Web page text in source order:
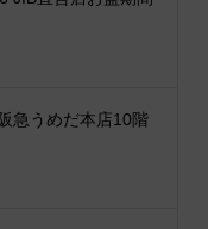
急うめだ本店10階